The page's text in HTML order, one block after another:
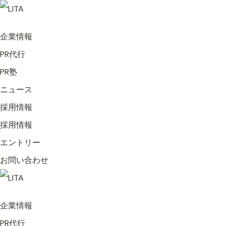
企業情報
PR代行
PR塾
ニュース
採用情報
採用情報
エントリー
お問い合わせ
企業情報
PR代行